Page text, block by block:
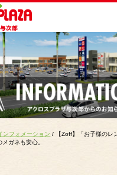
ンフォメーション / 【Zoff】「お子様のレ
ガネも安心。